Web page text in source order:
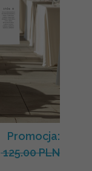
Promocja:
125.00 PLN